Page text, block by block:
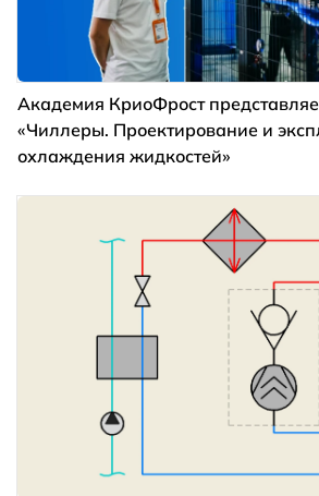
Академия КриоФрост
«Чиллеры. Проектирование и
охлаждения жидкостей»